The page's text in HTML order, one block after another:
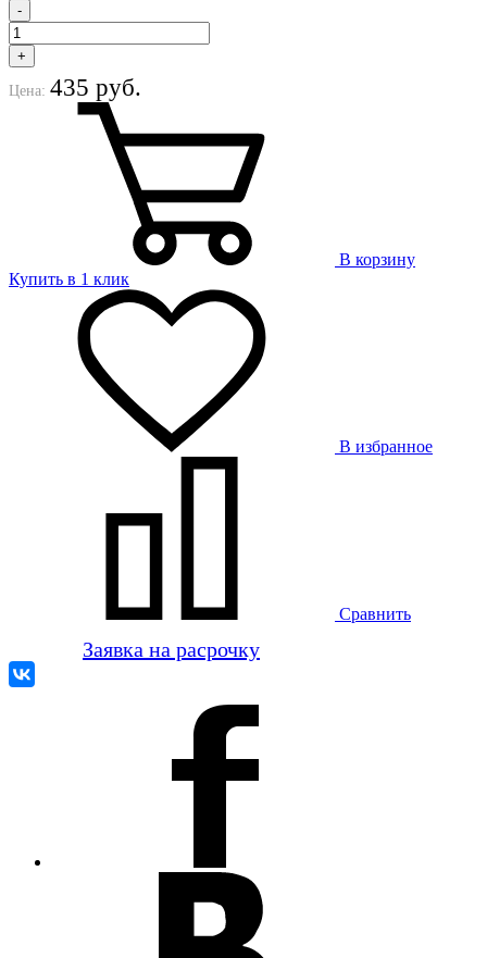
-
+
Цена: 435 руб.
В корзину
Купить в 1 клик
В избранное
Сравнить
Заявка на расрочку